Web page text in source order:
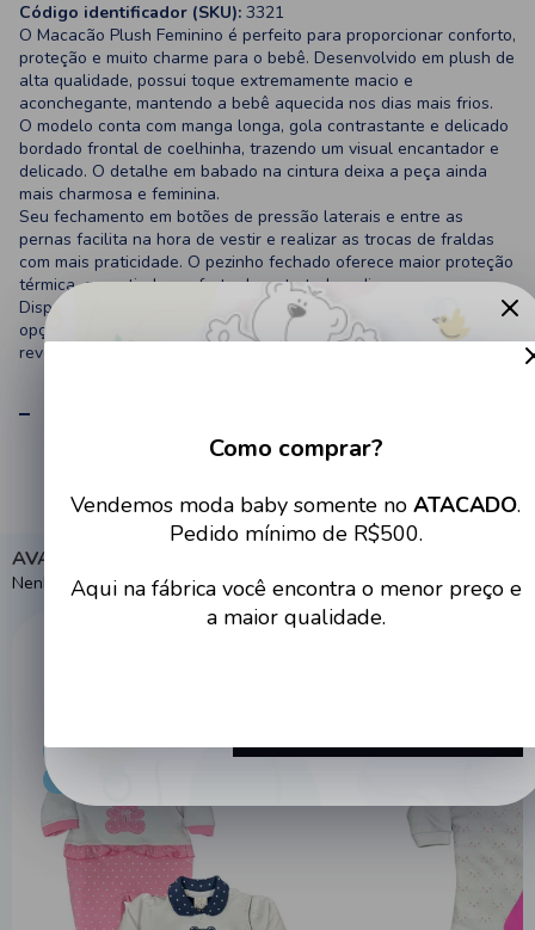
Código identificador (SKU): 3321
O Macacão Plush Feminino é perfeito para proporcionar conforto,
proteção e muito charme para o bebê. Desenvolvido em plush de
alta qualidade, possui toque extremamente macio e
aconchegante, mantendo a bebê aquecida nos dias mais frios.
O modelo conta com manga longa, gola contrastante e delicado
bordado frontal de coelhinha, trazendo um visual encantador e
delicado. O detalhe em babado na cintura deixa a peça ainda
mais charmosa e feminina.
Seu fechamento em botões de pressão laterais e entre as
pernas facilita na hora de vestir e realizar as trocas de fraldas
com mais praticidade. O pezinho fechado oferece maior proteção
térmica, garantindo conforto durante todo o dia.
Disponível em lindas combinações de cores, é uma excelente
opção para maternidade, enxoval, passeios, presente ou
revenda.
AVALIAÇÕES
Nenhuma avaliação cadastrada para esse produto.
ATACADO
PREÇO DE FÁBRICA
ATACADO
acesso a condições imperdíveis
Como comprar?
Vendemos moda baby somente noATACADO.
Pedido mínimo de R$500.
Aqui na fábrica você encontra o menor preço e
a maior qualidade.